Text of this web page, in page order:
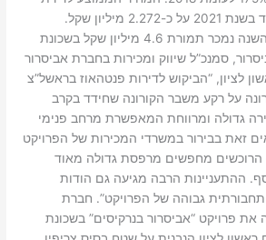
פנטהאוז בראשל”צ עומד בשנת 2021 על כ-2.272 מיליון שקל.
הפנטהאוז היקר ביותר השנה נמכר תמורת 4.6 מיליון שקל בשכונת
סמנכ”ל שיווק ומכירות בחברת אביסרור
לציון, “הביקוש לדירות פנטהאוז בראשל”צ
על רקע משבר הקורונה שחידד בקרב
גדולה ומרווחת המאפשרת מרחב פנימי
זאת בבירור במשרדי המכירות של הפרויקט
– הרוכשים מחפשים מרפסת גדולה מאוד
ההתעניינות הרבה מגיעה גם הודות
תחבורתית גבוהה של הפרויקט”. חברת
את פרויקט “אביסרור בנרקיסים” בשכונת